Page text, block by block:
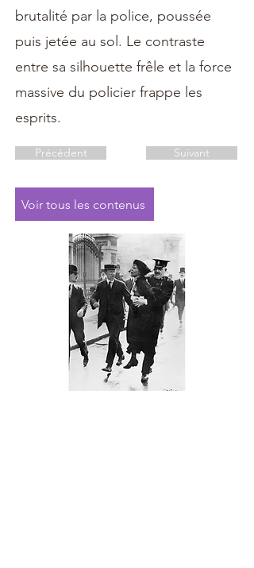
brutalité par la police, poussée
puis jetée au sol. Le contraste
entre sa silhouette frêle et la force
massive du policier frappe les
esprits.
Précédent Suivant
Voir tous les contenus